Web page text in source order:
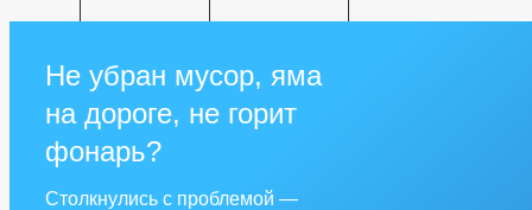
Не убран мусор, яма
на дороге, не горит
фонарь?
Столкнулись с проблемой —